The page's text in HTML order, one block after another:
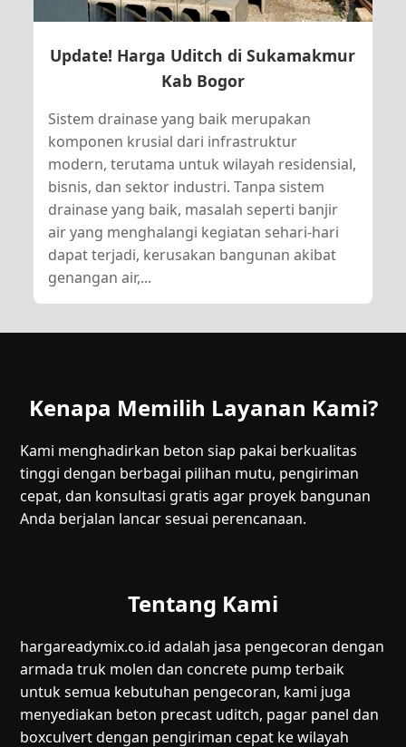
Update! Harga Uditch di Sukamakmur
Kab Bogor
Sistem drainase yang baik merupakan
komponen krusial dari infrastruktur
modern, terutama untuk wilayah residensial,
bisnis, dan sektor industri. Tanpa sistem
drainase yang baik, masalah seperti banjir
air yang menghalangi kegiatan sehari-hari
dapat terjadi, kerusakan bangunan akibat
genangan air,...
Kenapa Memilih Layanan Kami?
Kami menghadirkan beton siap pakai berkualitas
tinggi dengan berbagai pilihan mutu, pengiriman
cepat, dan konsultasi gratis agar proyek bangunan
Anda berjalan lancar sesuai perencanaan.
Tentang Kami
hargareadymix.co.id adalah jasa pengecoran dengan
armada truk molen dan concrete pump terbaik
untuk semua kebutuhan pengecoran, kami juga
menyediakan beton precast uditch, pagar panel dan
boxculvert dengan pengiriman cepat ke wilayah